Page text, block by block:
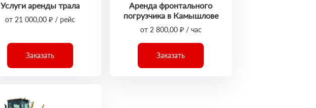
Услуги аренды трала
от 21 000,00 ₽ / рейс
Заказать
Аренда фронтального
погрузчика в Камышлове
от 2 800,00 ₽ / час
Заказать